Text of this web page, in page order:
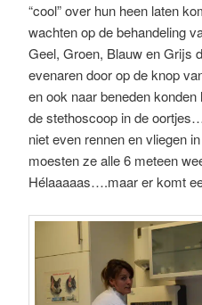
“cool” over hun heen laten
wachten op de behandeling
Geel, Groen, Blauw en Grijs
evenaren door op de knop
en ook naar beneden
de stethoscoop in de
niet even rennen en vliegen
moesten ze alle 6 meteen
Hélaaaaas….maar er komt